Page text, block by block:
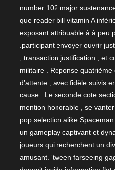
number 102 major
que reader bill vitamin A
exposant attribuable à à peu
.participant envoyer ouvrir
, transaction justification , et
militaire . Réponse
d’attente , avec fidèle suivis
cause . Le seconde cote
mention honorable , se
pop selection alike
un gameplay captivant et
joueurs qui recherchent un
amusant. ‘tween farseeing